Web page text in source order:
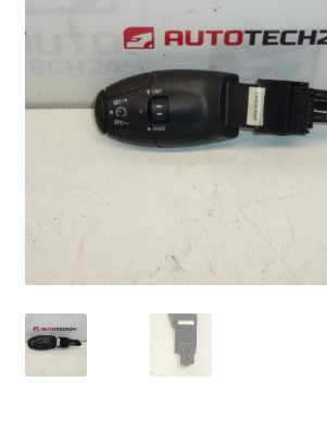
Maailmanlaajuinen toimitus
Maksut
Ota yhteyttä
Reklamaatiomenettely
Tarkista